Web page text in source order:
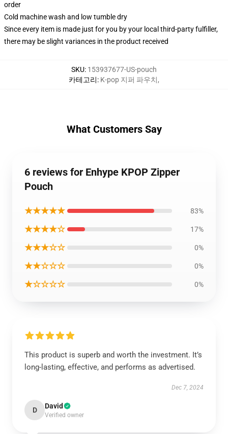
order
Cold machine wash and low tumble dry
Since every item is made just for you by your local third-party fulfiller,
there may be slight variances in the product received
SKU: 153937677-US-pouch
카테고리: K-pop 지퍼 파우치,
What Customers Say
6 reviews for Enhype KPOP Zipper
Pouch
★★★★★ 83%
★★★★☆ 17%
★★★☆☆ 0%
★★☆☆☆ 0%
★☆☆☆☆ 0%
This product is superb and worth the investment. It’s
long-lasting, effective, and performs as advertised.
Dec 7, 2024
D David
Verified owner